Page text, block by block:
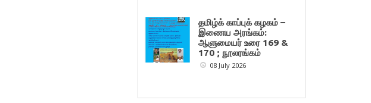
தமிழ்க் காப்புக் கழகம் –
இணைய அரங்கம்:
ஆளுமையர் உரை 169 &
170 ; நூலரங்கம்
08 July 2026